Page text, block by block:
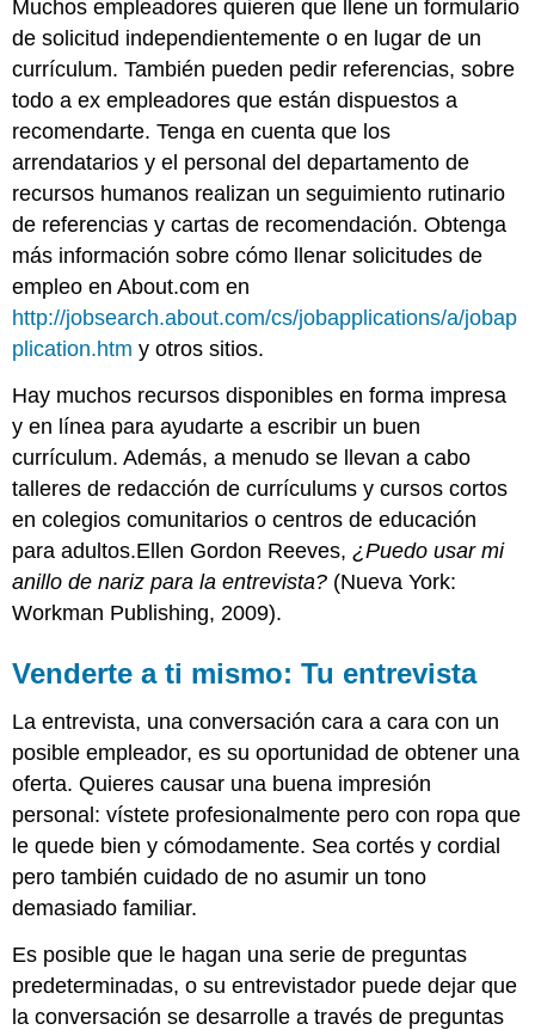
Muchos empleadores quieren que llene un formulario
de solicitud independientemente o en lugar de un
currículum. También pueden pedir referencias, sobre
todo a ex empleadores que están dispuestos a
recomendarte. Tenga en cuenta que los
arrendatarios y el personal del departamento de
recursos humanos realizan un seguimiento rutinario
de referencias y cartas de recomendación. Obtenga
más información sobre cómo llenar solicitudes de
empleo en About.com en
http://jobsearch.about.com/cs/jobapplications/a/jobap
plication.htm y otros sitios.
Hay muchos recursos disponibles en forma impresa
y en línea para ayudarte a escribir un buen
currículum. Además, a menudo se llevan a cabo
talleres de redacción de currículums y cursos cortos
en colegios comunitarios o centros de educación
para adultos.Ellen Gordon Reeves,¿Puedo usar mi
anillo de nariz para la entrevista? (Nueva York:
Workman Publishing, 2009).
Venderte a ti mismo: Tu entrevista
La entrevista, una conversación cara a cara con un
posible empleador, es su oportunidad de obtener una
oferta. Quieres causar una buena impresión
personal: vístete profesionalmente pero con ropa que
le quede bien y cómodamente. Sea cortés y cordial
pero también cuidado de no asumir un tono
demasiado familiar.
Es posible que le hagan una serie de preguntas
predeterminadas, o su entrevistador puede dejar que
la conversación se desarrolle a través de preguntas